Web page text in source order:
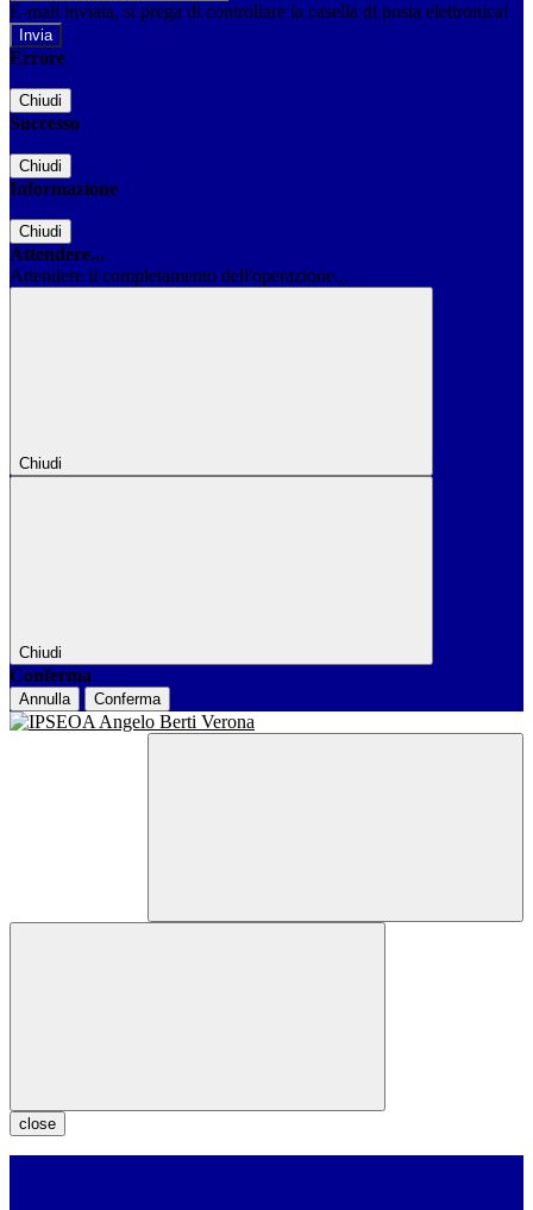
E-mail inviata, si prega di controllare la casella di posta elettronica!
Errore
Chiudi
Successo
Chiudi
Informazione
Chiudi
Attendere...
Attendere il completamento dell'operazione...
Chiudi
Chiudi
Conferma
Annulla Conferma
close